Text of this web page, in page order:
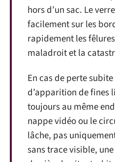
hors d’un sac. Le
facilement sur les
rapidement les
maladroit et la
En cas de perte
d’apparition de fines
toujours au même
nappe vidéo ou le
lâche, pas
sans trace visible,